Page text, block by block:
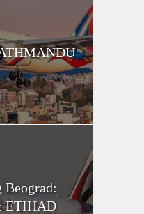
Beograd:
ETIHAD